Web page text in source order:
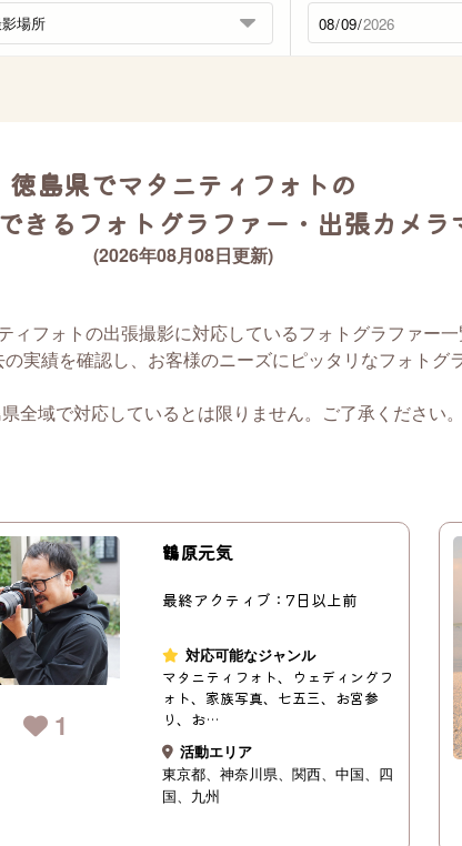
徳島県でマタニティフォトの
きるフォトグラファー・出張カメラ
(2026年08月08日更新)
ィフォトの出張撮影に対応しているフォトグラファー一
実績を確認し、お客様のニーズにピッタリなフォトグ
全域で対応しているとは限りません。ご了承ください。
1
鶴原元気
最終アクティブ：7日以上前
対応可能なジャンル
マタニティフォト、ウェディングフ
ォト、家族写真、七五三、お宮参
り、お…
活動エリア
東京都
神奈川県 関西 中国
四
国
九州